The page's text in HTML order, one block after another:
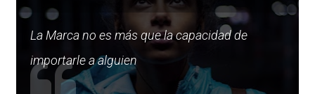
La Marca no es más que la capacidad de
importarle a alguien